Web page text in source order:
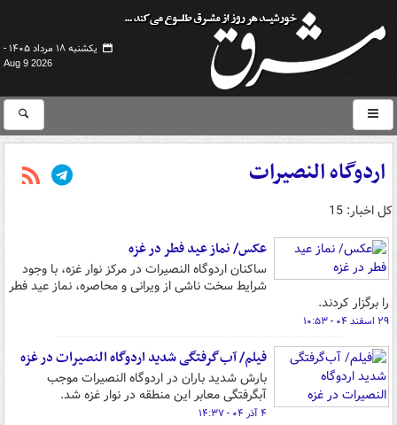
یکشنبه ۱۸ مرداد ۱۴۰۵ -
Aug 9 2026
اردوگاه النصیرات
کل اخبار: 15
عکس/ نماز عید فطر در غزه
ساکنان اردوگاه النصیرات در مرکز نوار غزه، با وجود
شرایط سخت ناشی از ویرانی و محاصره، نماز عید فطر
را برگزار کردند.
۲۹ اسفند ۰۴ - ۱۰:۵۳
فیلم/ آب‌گرفتگی شدید اردوگاه النصیرات در غزه
بارش شدید باران در اردوگاه النصیرات موجب
آبگرفتگی معابر این منطقه در نوار غزه شد.
۴ آذر ۰۴ - ۱۴:۳۷